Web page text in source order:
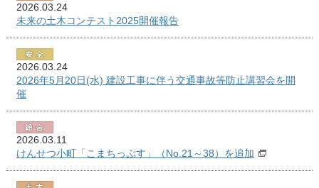
2026.03.24
未来の土木コンテスト2025開催報告
2026.03.24
2026年5月20日(水) 建設工事に伴う交通事故等防止講習会を開
催
2026.03.11
けんせつ小町「こまちっぷす」（No.21～38）を追加